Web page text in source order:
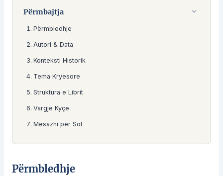
Përmbajtja
Përmbledhje
Autori & Data
Konteksti Historik
Tema Kryesore
Struktura e Librit
Vargje Kyçe
Mesazhi për Sot
Përmbledhje